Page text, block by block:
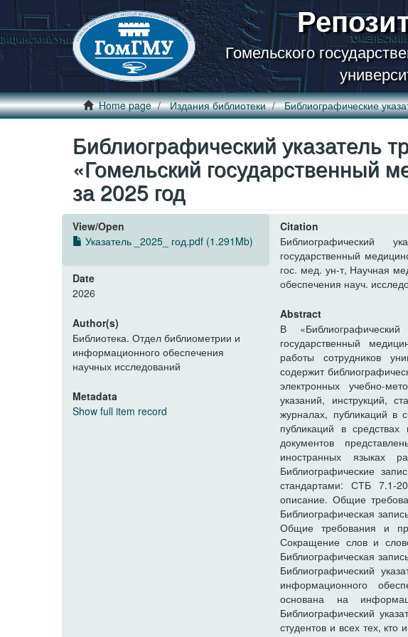
Гомельского
Home page Издания библиотеки Библиографические
Библиографический указатель
«Гомельский государственный
за 2025 год
View/Open
Указатель _2025_ год.pdf (1.291Mb)
Date
2026
Author(s)
Библиотека. Отдел библиометрии и
информационного обеспечения
научных исследований
Metadata
Show full item record
Citation
Библиографический
государственный
гос. мед. ун-т, Научная
обеспечения науч.
Abstract
В
государственный
работы сотрудников
содержит
электронных учебно-
указаний, инструкций,
журналах, публикаций в
публикаций в
документов
иностранных языках
Библиографические
стандартами: СТБ 7.1-
описание. Общие
Библиографическая
Общие требования и
Сокращение слов и
Библиографическая
Библиографический
информационного
основана на
Библиографический
студентов и всех тех, кто